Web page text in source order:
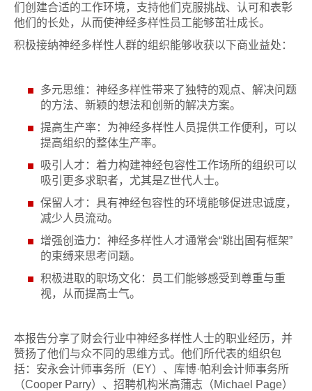
们创建合适的工作环境，支持他们克服挑战、认可和表彰
他们的长处，从而使神经多样性员工能够茁壮成长。
积极接纳神经多样性人群的组织能够收获以下商业益处：
多元思维：神经多样性带来了独特的观点、解决问题
的方法、新颖的想法和创新的解决方案。
提高生产率：为神经多样性人员提供工作便利，可以
提高组织的整体生产率。
吸引人才：着力构建神经包容性工作场所的组织可以
吸引更多求职者，尤其是Z世代人士。
保留人才：具有神经包容性的环境能够促进忠诚度，
减少人员流动。
增强创造力：神经多样性人才通常会“跳出固有框架”
的束缚来思考问题。
积极进取的职场文化：员工们能够感受到尊重与重
视，从而提高士气。
本报告分享了财会行业中神经多样性人士的职业经历，并
赞扬了他们与众不同的思维方式。他们所代表的组织包
括：安永会计师事务所（EY）、库博·帕利会计师事务所
（Cooper Parry）、招聘机构米高蒲志（Michael Page）